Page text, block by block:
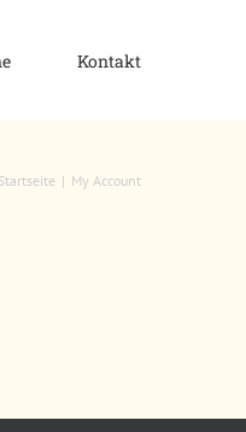
Kontakt
Startseite My Account